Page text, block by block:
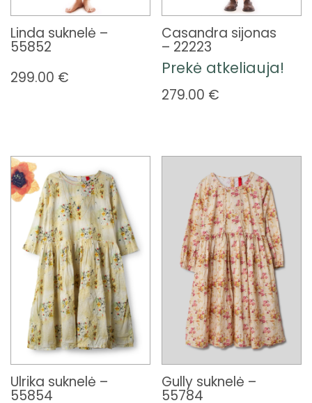
Linda suknelė –
55852
299.00 €
Casandra sijonas
– 22223
Prekė atkeliauja!
279.00 €
Ulrika suknelė –
55854
Gully suknelė –
55784